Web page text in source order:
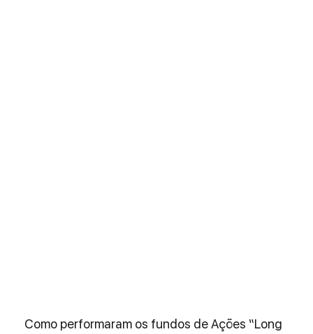
Como performaram os fundos de Ações “Long